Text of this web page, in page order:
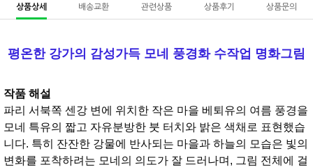
상품상세 배송교환 관련상품 상품후기 상품문의
평온한 강가의 감성가득 모네 풍경화 수작업 명화그림
작품 해설
파리 서북쪽 센강 변에 위치한 작은 마을 베퇴유의 여름 풍경을
모네 특유의 짧고 자유분방한 붓 터치와 밝은 색채로 표현했습
니다. 특히 잔잔한 강물에 반사되는 마을과 하늘의 모습은 빛의
변화를 포착하려는 모네의 의도가 잘 드러나며, 그림 전체에 걸